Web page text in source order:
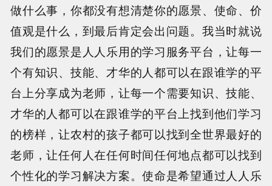
做什么事，你都没有想清楚你的愿景、使命、价
值观是什么，到最后肯定会出问题。我当时就说
我们的愿景是人人乐用的学习服务平台，让每一
个有知识、技能、才华的人都可以在跟谁学的平
台上分享成为老师，让每一个需要知识、技能、
才华的人都可以在跟谁学的平台上找到他们学习
的榜样，让农村的孩子都可以找到全世界最好的
老师，让任何人在任何时间任何地点都可以找到
个性化的学习解决方案。使命是希望通过人人乐